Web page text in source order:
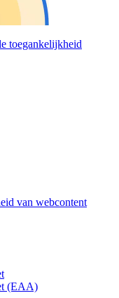
toegankelijkheid
van webcontent
(EAA)